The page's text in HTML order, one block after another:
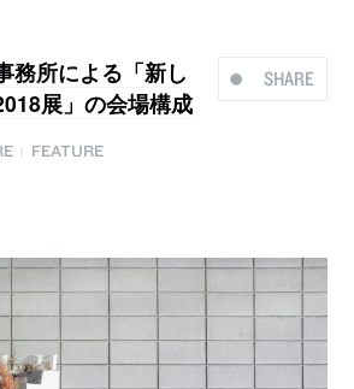
SHARE
務所による「新し
展」の会場構成
FEATURE